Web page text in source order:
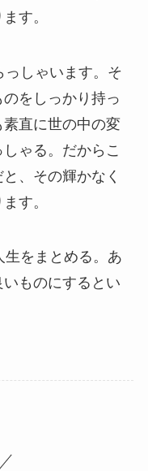
す。
しゃいます。そ
をしっかり持っ
直に世の中の変
ゃる。だからこ
、その輝かなく
す。
生をまとめる。あ
ものにするとい